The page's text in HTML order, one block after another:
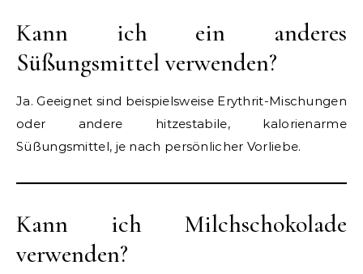
Kann ich ein anderes
Süßungsmittel verwenden?
Ja. Geeignet sind beispielsweise Erythrit-Mischungen
oder andere hitzestabile, kalorienarme
Süßungsmittel, je nach persönlicher Vorliebe.
Kann ich Milchschokolade
verwenden?